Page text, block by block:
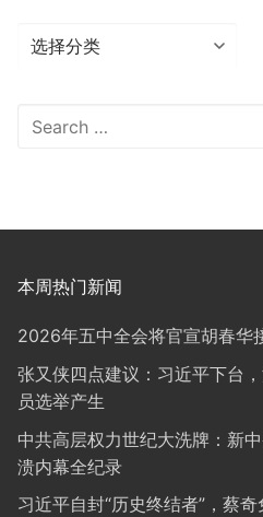
分
Search
本周热门新闻
2026年五中全会将官宣胡春华
张又侠四点建议：习近平下台
员选举产生
中共高层权力世纪大洗牌：新
溃内幕全纪录
习近平自封“历史终结者”，蔡